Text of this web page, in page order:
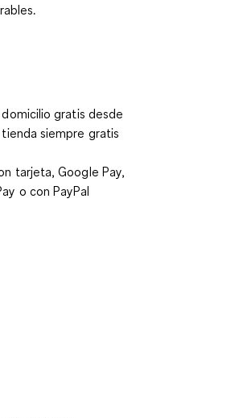
domicilio gratis desde
siempre gratis
tarjeta, Google Pay,
o con PayPal